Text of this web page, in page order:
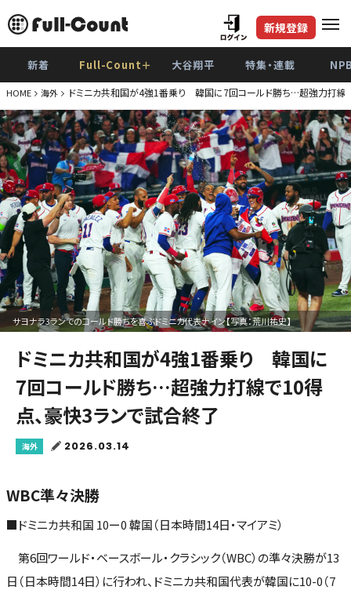
新規登録
新着 Full-Count＋ 大谷翔平 特集・連載
HOME 海外 ドミニカ共和国が4強1番乗り 韓国に7回コールド勝ち…超強力打線
サヨナラ3ランでのコールド勝ちを喜ぶドミニカ代表ナイン【写真：荒川祐史】
ドミニカ共和国が4強1番乗り 韓国に
7回コールド勝ち…超強力打線で10得
点、豪快3ランで試合終了
海外 2026.03.14
WBC準々決勝
■ドミニカ共和国 10ー0 韓国（日本時間14日・マイアミ）
第6回ワールド・ベースボール・クラシック（WBC）の準々決勝が13
日（日本時間14日）に行われ、ドミニカ共和国代表が韓国に10-0（7